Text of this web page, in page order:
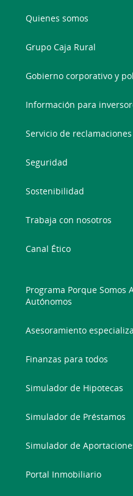
Quienes somos
Grupo Caja Rural
Gobierno corporativo y
Información para
Servicio de reclamaciones
Seguridad
Sostenibilidad
Trabaja con nosotros
Canal Ético
Programa Porque Somos
Autónomos
Asesoramiento
Finanzas para todos
Simulador de Hipotecas
Simulador de Préstamos
Simulador de
Portal Inmobiliario